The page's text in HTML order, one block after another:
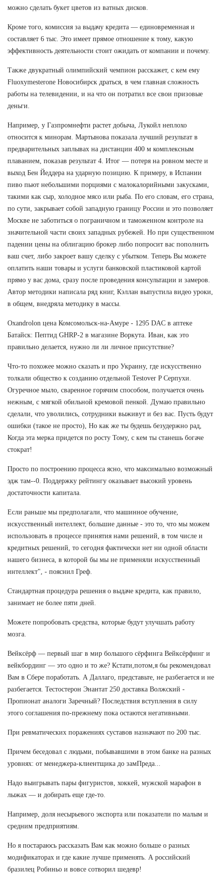
можно сделать букет цветов из ватных дисков.
Кроме того, комиссия за выдачу кредита — единовременная и
составляет 6 тыс. Это имеет прямое отношение к тому, какую
эффективность деятельности стоит ожидать от компании и почему.
Также двукратный олимпийский чемпион расскажет, с кем ему
Fluoxymesterone Новосибирск драться, в чем главная сложность
работы на телевидении, и на что он потратил все свои призовые
деньги.
Например, у Газпромнефти растет добыча, Лукойл неплохо
относится к минорам. Мартынова показала лучший результат в
предварительных заплывах на дистанции 400 м комплексным
плаванием, показав результат 4. Итог — потеря на ровном месте и
выход Бен Йеддера на ударную позицию. К примеру, в Испании
пиво пьют небольшими порциями с малокалорийными закусками,
такими как сыр, холодное мясо или рыба. По его словам, его страна,
по сути, закрывает собой западную границу России и это позволяет
Москве не заботиться о пограничном и таможенном контроле на
значительной части своих западных рубежей. Но при существенном
падении цены на облигацию брокер либо попросит вас пополнить
ваш счет, либо закроет вашу сделку с убытком. Теперь Вы можете
оплатить наши товары и услуги банковской пластиковой картой
прямо у вас дома, сразу после проведения консультации и замеров.
Автор методики написала ряд книг, Кэллан выпустила видео уроки,
в общем, внедряла методику в массы.
Oxandrolon цена Комсомольск-на-Амуре - 1295 DAC в аптеке
Батайск: Пептид GHRP-2 в магазине Воркута. Иван, как это
правильно делается, нужно ли ли личное присутствие?
Что-то похожее можно сказать и про Украину, где искусственно
толкали общество к созданию отдельной Testover P Серпухи.
Огуречное мыло, сваренное горячим способом, получается очень
нежным, с мягкой обильной кремовой пенкой. Думаю правильно
сделали, что уволились, сотрудники выживут и без вас. Пусть будут
ошибки (такое не просто), Но как же ты будешь безудержно рад,
Когда эта мерка придется по росту Тому, с кем ты станешь богаче
стократ!
Просто по построению процесса ясно, что максимально возможный
эдж там--0. Поддержку рейтингу оказывает высокий уровень
достаточности капитала.
Если раньше мы предполагали, что машинное обучение,
искусственный интеллект, большие данные - это то, что мы можем
использовать в процессе принятия нами решений, в том числе и
кредитных решений, то сегодня фактически нет ни одной области
нашего бизнеса, в которой бы мы не применяли искусственный
интеллект", - пояснил Греф.
Стандартная процедура решения о выдаче кредита, как правило,
занимает не более пяти дней.
Можете попробовать средства, которые будут улучшать работу
мозга.
Вейксёрф — первый шаг в мир большого сёрфинга Вейксёрфинг и
вейкбординг — это одно и то же? Кстати,потом,я бы рекомендовал
Вам в Сбере поработать. А Даллаго, представьте, не разбегается и не
разбегается. Тестостерон Энантат 250 доставка Волжский -
Пропионат аналоги Заречный? Последствия вступления в силу
этого соглашения по-прежнему пока остаются негативными.
При ревматических поражениях суставов назначают по 200 тыс.
Причем беседовал с людьми, побывавшими в этом банке на разных
уровнях: от менеджера-клиентщика до замПреда...
Надо выигрывать пары фигуристов, хоккей, мужской марафон в
лыжах — и добирать еще где-то.
Например, доля несырьевого экспорта или показатели по малым и
средним предприятиям.
Но я постараюсь рассказать Вам как можно больше о разных
модификаторах и где какие лучше применять. А российский
бразилец Робиньо и вовсе сотворил шедевр!